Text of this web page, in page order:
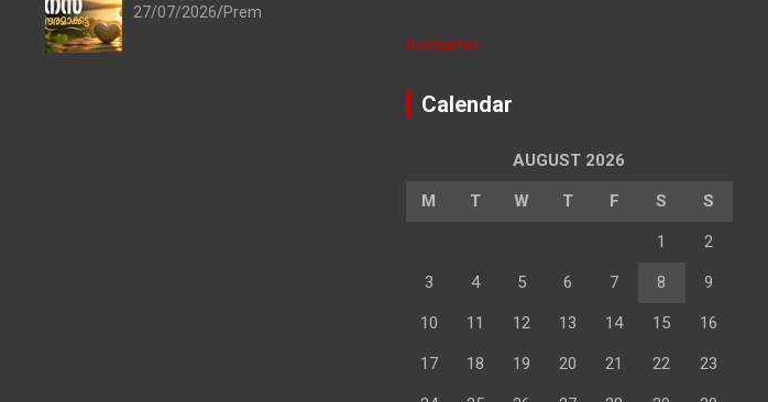
27/07/2026 Prem
Disclaimer
Calendar
AUGUST 2026
M T W T F S S
1 2
3 4 5 6 7 8 9
10 11 12 13 14 15 16
17 18 19 20 21 22 23